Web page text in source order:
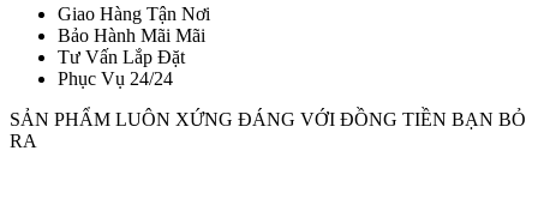
Giao Hàng Tận Nơi
Bảo Hành Mãi Mãi
Tư Vấn Lắp Đặt
Phục Vụ 24/24
SẢN PHẨM LUÔN XỨNG ĐÁNG VỚI ĐỒNG TIỀN BẠN BỎ
RA